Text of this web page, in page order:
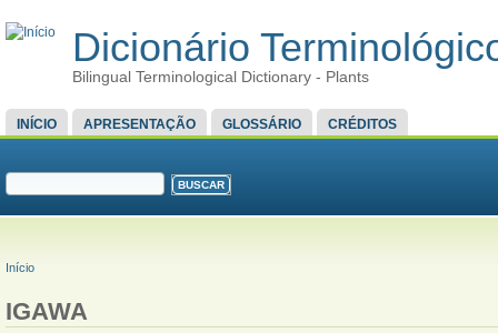
Dicionário
Bilingual Terminological Dictionary - Plants
MENU PRINCIPAL
INÍCIO APRESENTAÇÃO GLOSSÁRIO CRÉDITOS
FORMULÁRIO DE BUSCA
VOCÊ ESTÁ AQUI
Início
IGAWA